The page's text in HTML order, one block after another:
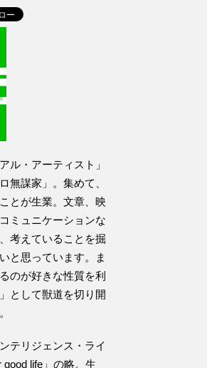
ル・アーティスト」
無謀家」。集めて、
とが生業。文章、映
ミュニケーションな
考えていることを掘
と思っています。ま
のが好きな性質を利
として獣道を切り開
テリジェンス・ライ
good life」の略。生